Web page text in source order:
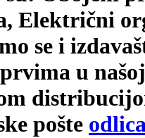
Električni
se i
u
pošte